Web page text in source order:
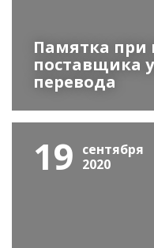
Памятка при
поставщика
перевода
19 сентября
2020